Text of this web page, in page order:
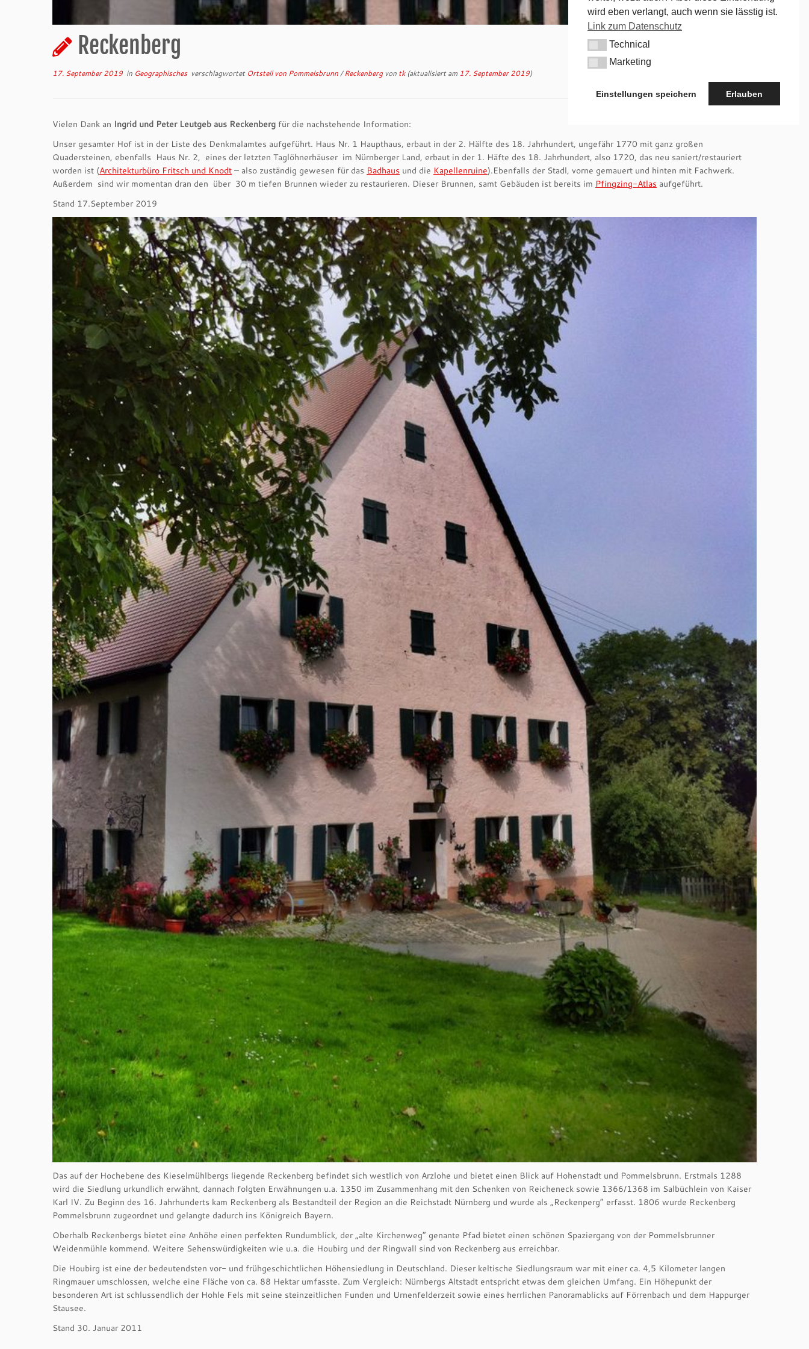
Reckenberg
17. September 2019 in Geographisches verschlagwortet Ortsteil von Pommelsbrunn/Reckenberg von tk(aktualisiert am 17. September 2019)
Vielen Dank an Ingrid und Peter Leutgeb aus Reckenberg für die nachstehende Information:
Unser gesamter Hof ist in der Liste des Denkmalamtes aufgeführt. Haus Nr. 1 Haupthaus, erbaut in der 2. Hälfte des 18. Jahrhundert, ungefähr 1770 mit ganz großen
Quadersteinen, ebenfalls Haus Nr. 2, eines der letzten Taglöhnerhäuser im Nürnberger Land, erbaut in der 1. Häfte des 18. Jahrhundert, also 1720, das neu saniert/restauriert
worden ist (Architekturbüro Fritsch und Knodt – also zuständig gewesen für das Badhaus und die Kapellenruine).Ebenfalls der Stadl, vorne gemauert und hinten mit Fachwerk.
Außerdem sind wir momentan dran den über 30 m tiefen Brunnen wieder zu restaurieren. Dieser Brunnen, samt Gebäuden ist bereits im Pfingzing-Atlas aufgeführt.
Stand 17.September 2019
Das auf der Hochebene des Kieselmühlbergs liegende Reckenberg befindet sich westlich von Arzlohe und bietet einen Blick auf Hohenstadt und Pommelsbrunn. Erstmals 1288
wird die Siedlung urkundlich erwähnt, dannach folgten Erwähnungen u.a. 1350 im Zusammenhang mit den Schenken von Reicheneck sowie 1366/1368 im Salbüchlein von Kaiser
Karl IV. Zu Beginn des 16. Jahrhunderts kam Reckenberg als Bestandteil der Region an die Reichstadt Nürnberg und wurde als „Reckenperg“ erfasst. 1806 wurde Reckenberg
Pommelsbrunn zugeordnet und gelangte dadurch ins Königreich Bayern.
Oberhalb Reckenbergs bietet eine Anhöhe einen perfekten Rundumblick, der „alte Kirchenweg“ genante Pfad bietet einen schönen Spaziergang von der Pommelsbrunner
Weidenmühle kommend. Weitere Sehenswürdigkeiten wie u.a. die Houbirg und der Ringwall sind von Reckenberg aus erreichbar.
Die Houbirg ist eine der bedeutendsten vor- und frühgeschichtlichen Höhensiedlung in Deutschland. Dieser keltische Siedlungsraum war mit einer ca. 4,5 Kilometer langen
Ringmauer umschlossen, welche eine Fläche von ca. 88 Hektar umfasste. Zum Vergleich: Nürnbergs Altstadt entspricht etwas dem gleichen Umfang. Ein Höhepunkt der
besonderen Art ist schlussendlich der Hohle Fels mit seine steinzeitlichen Funden und Urnenfelderzeit sowie eines herrlichen Panoramablicks auf Förrenbach und dem Happurger
Stausee.
Stand 30. Januar 2011
wird eben verlangt, auch wenn sie lässtig ist.
Link zum Datenschutz
TechnicalTechnical
MarketingMarketing
Einstellungen speichern Erlauben